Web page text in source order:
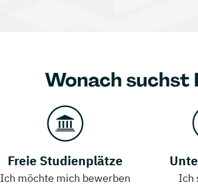
Wonach suchst
Freie Studienplätze
Ich möchte mich bewerben
Ich